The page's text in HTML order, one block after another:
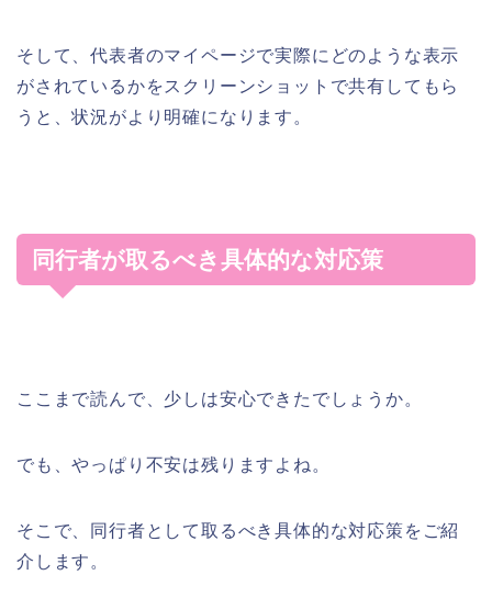
そして、代表者のマイページで実際にどのような表示
がされているかをスクリーンショットで共有してもら
うと、状況がより明確になります。
同行者が取るべき具体的な対応策
ここまで読んで、少しは安心できたでしょうか。
でも、やっぱり不安は残りますよね。
そこで、同行者として取るべき具体的な対応策をご紹
介します。